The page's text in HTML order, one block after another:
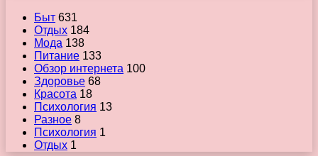
Быт 631
Отдых 184
Мода 138
Питание 133
Обзор интернета 100
Здоровье 68
Красота 18
Психология 13
Разное 8
Психология 1
Отдых 1